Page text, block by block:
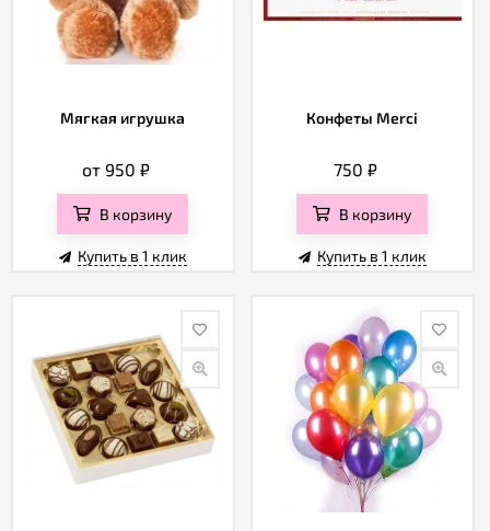
Мягкая игрушка
от 950₽
В корзину
Купить в 1 клик
Конфеты Merci
750₽
В корзину
Купить в 1 клик